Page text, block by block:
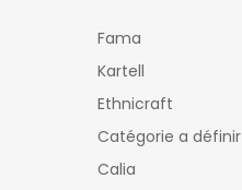
Fama
Kartell
Ethnicraft
Catégorie a définir
Calia